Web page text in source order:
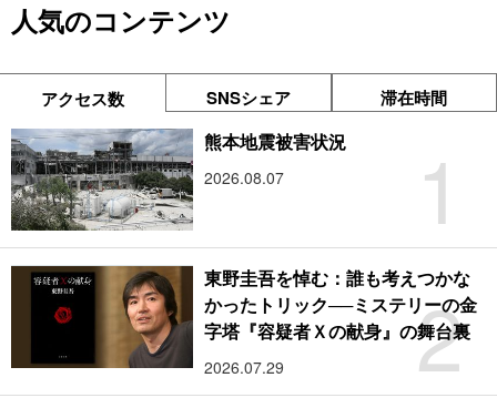
人気のコンテンツ
アクセス数 SNSシェア 滞在時間
1
熊本地震被害状況
2026.08.07
2
東野圭吾を悼む：誰も考えつかな
かったトリック──ミステリーの金
字塔『容疑者Ｘの献身』の舞台裏
2026.07.29